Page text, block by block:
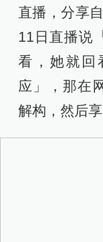
直播，分享
11日直播说
看，她就回
应」，那在
解构，然后享